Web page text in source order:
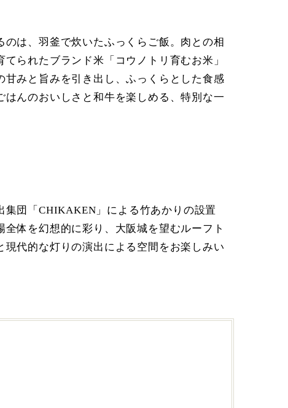
は、羽釜で炊いたふっくらご飯。肉との相
られたブランド米「コウノトリ育むお米」
みと旨みを引き出し、ふっくらとした食感
んのおいしさと和牛を楽しめる、特別な一
団「CHIKAKEN」による竹あかりの設置
体を幻想的に彩り、大阪城を望むルーフト
代的な灯りの演出による空間をお楽しみい